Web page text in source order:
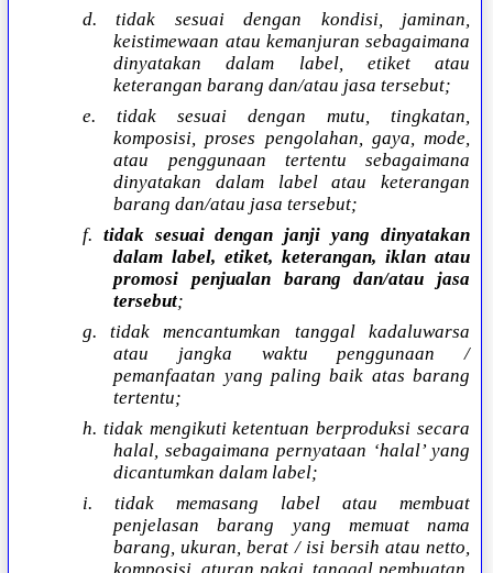
d. tidak sesuai dengan kondisi, jaminan,
keistimewaan atau kemanjuran sebagaimana
dinyatakan dalam label, etiket atau
keterangan barang dan/atau jasa tersebut;
e. tidak sesuai dengan mutu, tingkatan,
komposisi, proses pengolahan, gaya, mode,
atau penggunaan tertentu sebagaimana
dinyatakan dalam label atau keterangan
barang dan/atau jasa tersebut;
f. tidak sesuai dengan janji yang dinyatakan
dalam label, etiket, keterangan, iklan atau
promosi penjualan barang dan/atau jasa
tersebut;
g. tidak mencantumkan tanggal kadaluwarsa
atau jangka waktu penggunaan /
pemanfaatan yang paling baik atas barang
tertentu;
h. tidak mengikuti ketentuan berproduksi secara
halal, sebagaimana pernyataan ‘halal’ yang
dicantumkan dalam label;
i. tidak memasang label atau membuat
penjelasan barang yang memuat nama
barang, ukuran, berat / isi bersih atau netto,